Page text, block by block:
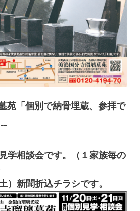
苑「個別で納骨埋蔵、参拝で
学相談会です。（１家族毎の
）新聞折込チラシです。